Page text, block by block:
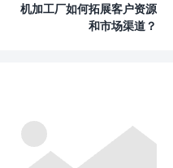
机加工厂如何拓展客户资源
和市场渠道？